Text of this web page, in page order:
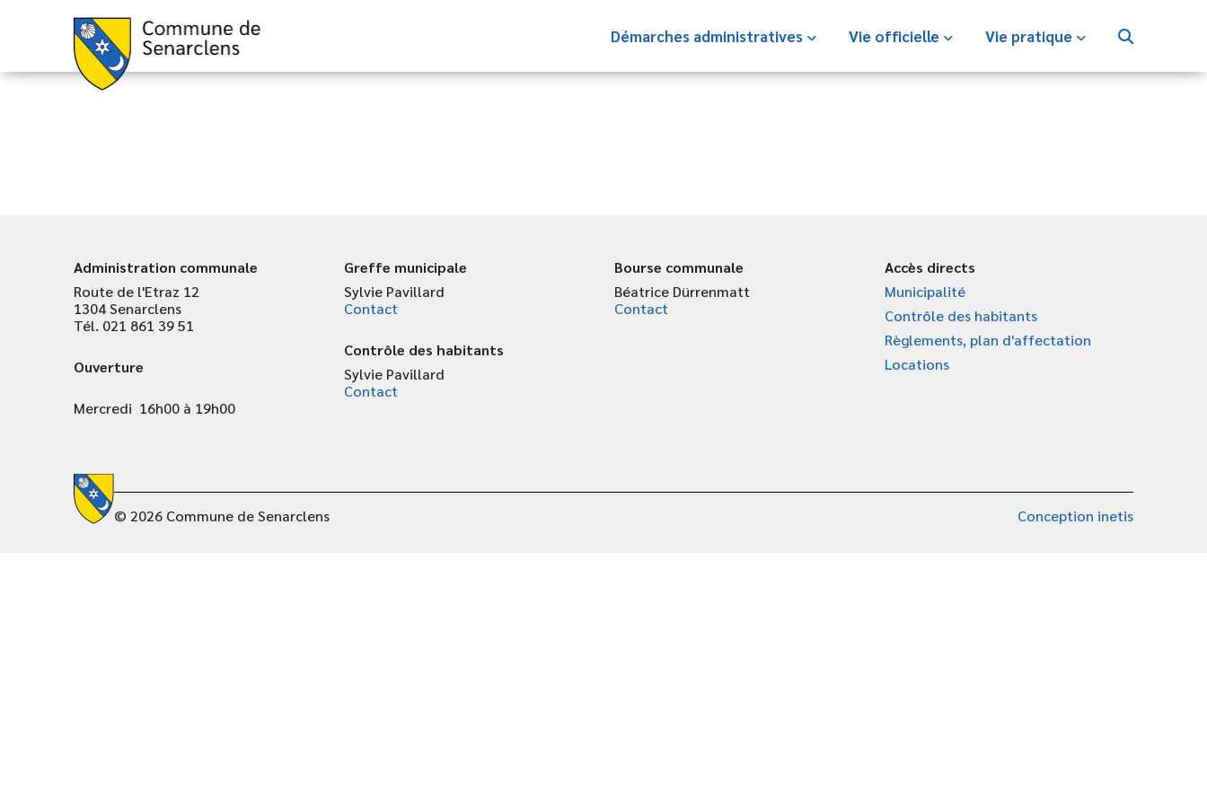
Démarches administratives Vie officielle Vie pratique
Administration communale
Route de l'Etraz 12
1304 Senarclens
Tél. 021 861 39 51
Ouverture
Mercredi 16h00 à 19h00
Greffe municipale
Sylvie Pavillard
Contact
Contrôle des habitants
Sylvie Pavillard
Contact
Bourse communale
Béatrice Dürrenmatt
Contact
Accès directs
Municipalité
Contrôle des habitants
Règlements, plan d'affectation
Locations
© 2026 Commune de Senarclens Conception inetis